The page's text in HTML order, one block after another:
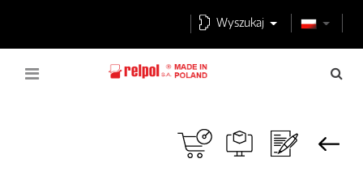
Wyszukaj